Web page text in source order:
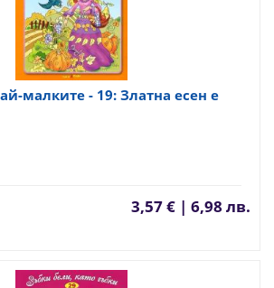
малките - 19: Златна есен е
3,57 € | 6,98 лв.